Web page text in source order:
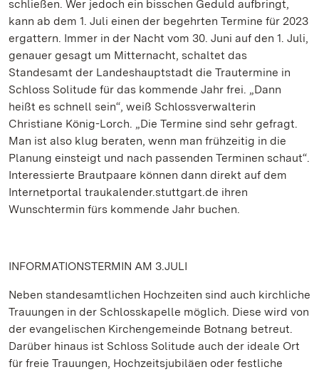
schließen. Wer jedoch ein bisschen Geduld aufbringt,
kann ab dem 1. Juli einen der begehrten Termine für 2023
ergattern. Immer in der Nacht vom 30. Juni auf den 1. Juli,
genauer gesagt um Mitternacht, schaltet das
Standesamt der Landeshauptstadt die Trautermine in
Schloss Solitude für das kommende Jahr frei. „Dann
heißt es schnell sein“, weiß Schlossverwalterin
Christiane König-Lorch. „Die Termine sind sehr gefragt.
Man ist also klug beraten, wenn man frühzeitig in die
Planung einsteigt und nach passenden Terminen schaut“.
Interessierte Brautpaare können dann direkt auf dem
Internetportal traukalender.stuttgart.de ihren
Wunschtermin fürs kommende Jahr buchen.
INFORMATIONSTERMIN AM 3.JULI
Neben standesamtlichen Hochzeiten sind auch kirchliche
Trauungen in der Schlosskapelle möglich. Diese wird von
der evangelischen Kirchengemeinde Botnang betreut.
Darüber hinaus ist Schloss Solitude auch der ideale Ort
für freie Trauungen, Hochzeitsjubiläen oder festliche